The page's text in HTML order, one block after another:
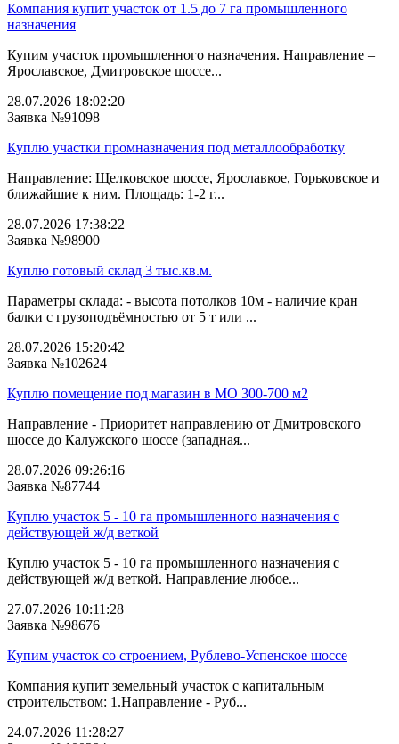
Компания купит участок от 1.5 до 7 га промышленного
назначения
Купим участок промышленного назначения. Направление –
Ярославское, Дмитровское шоссе...
28.07.2026 18:02:20
Заявка №91098
Куплю участки промназначения под металлообработку
Направление: Щелковское шоссе, Ярославкое, Горьковское и
ближайшие к ним. Площадь: 1-2 г...
28.07.2026 17:38:22
Заявка №98900
Куплю готовый склад 3 тыс.кв.м.
Параметры склада: - высота потолков 10м - наличие кран
балки с грузоподъёмностью от 5 т или ...
28.07.2026 15:20:42
Заявка №102624
Куплю помещение под магазин в МО 300-700 м2
Направление - Приоритет направлению от Дмитровского
шоссе до Калужского шоссе (западная...
28.07.2026 09:26:16
Заявка №87744
Куплю участок 5 - 10 га промышленного назначения с
действующей ж/д веткой
Куплю участок 5 - 10 га промышленного назначения с
действующей ж/д веткой. Направление любое...
27.07.2026 10:11:28
Заявка №98676
Купим участок со строением, Рублево-Успенское шоссе
Компания купит земельный участок с капитальным
строительством: 1.Направление - Руб...
24.07.2026 11:28:27